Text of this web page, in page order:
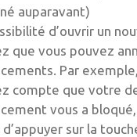
auparavant)
d’ouvrir un
que vous pouvez
Par
compte que votre
vous a
sur la